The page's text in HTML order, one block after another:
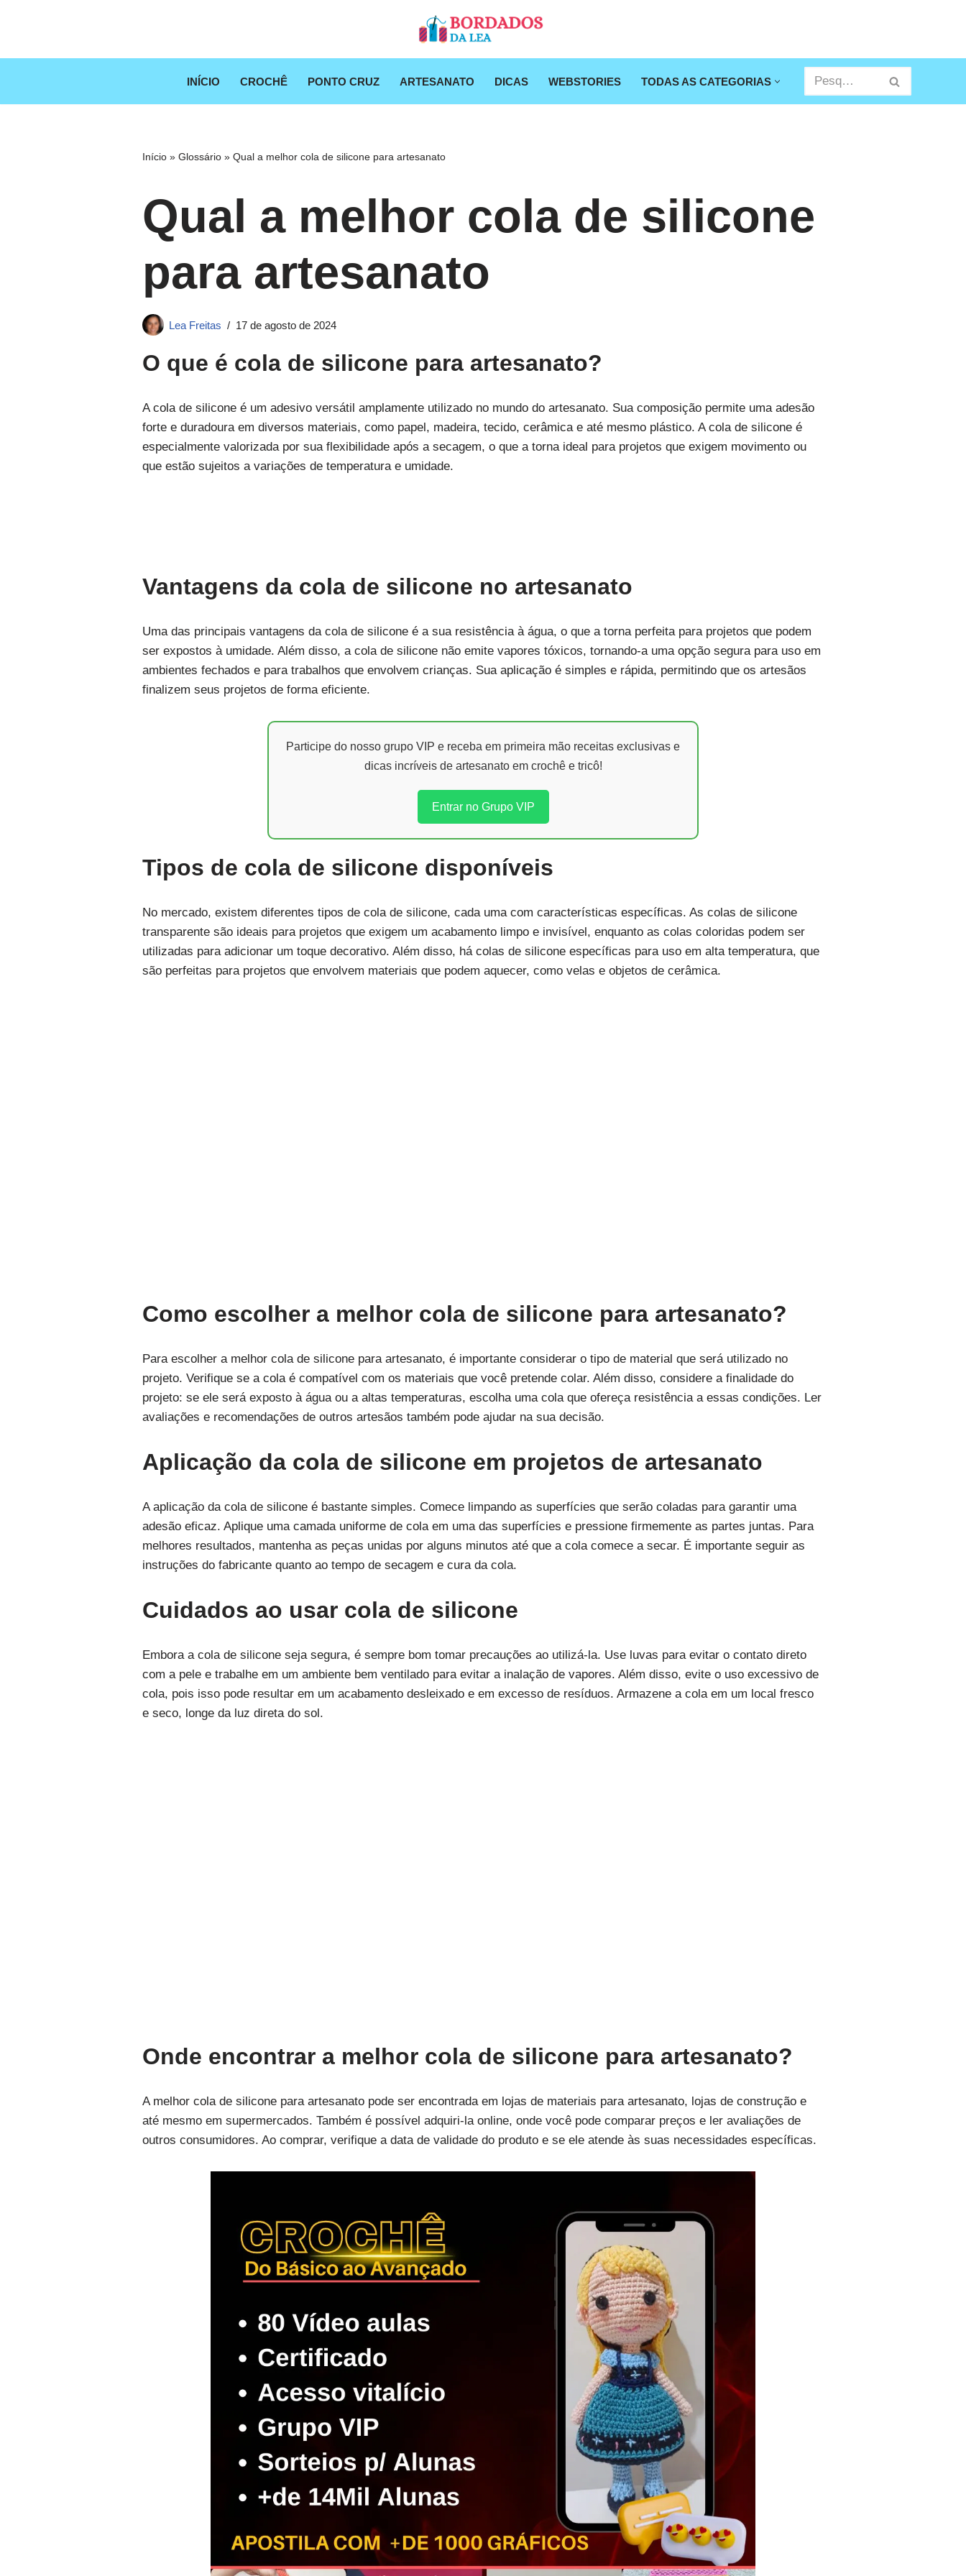
para
INÍCIO CROCHÊ PONTO CRUZ ARTESANATO DICAS WEBSTORIES TODAS AS CATEGORIAS
Início »Glossário »Qual a melhor cola de silicone para artesanato
Qual a melhor cola de silicone
para artesanato
Lea Freitas 17 de agosto de 2024
O que é cola de silicone para artesanato?
A cola de silicone é um adesivo versátil amplamente utilizado no mundo do artesanato. Sua composição permite uma adesão
forte e duradoura em diversos materiais, como papel, madeira, tecido, cerâmica e até mesmo plástico. A cola de silicone é
especialmente valorizada por sua flexibilidade após a secagem, o que a torna ideal para projetos que exigem movimento ou
que estão sujeitos a variações de temperatura e umidade.
Vantagens da cola de silicone no artesanato
Uma das principais vantagens da cola de silicone é a sua resistência à água, o que a torna perfeita para projetos que podem
ser expostos à umidade. Além disso, a cola de silicone não emite vapores tóxicos, tornando-a uma opção segura para uso em
ambientes fechados e para trabalhos que envolvem crianças. Sua aplicação é simples e rápida, permitindo que os artesãos
finalizem seus projetos de forma eficiente.
Participe do nosso grupo VIP e receba em primeira mão receitas exclusivas e
dicas incríveis de artesanato em crochê e tricô!
Entrar no Grupo VIP
Tipos de cola de silicone disponíveis
No mercado, existem diferentes tipos de cola de silicone, cada uma com características específicas. As colas de silicone
transparente são ideais para projetos que exigem um acabamento limpo e invisível, enquanto as colas coloridas podem ser
utilizadas para adicionar um toque decorativo. Além disso, há colas de silicone específicas para uso em alta temperatura, que
são perfeitas para projetos que envolvem materiais que podem aquecer, como velas e objetos de cerâmica.
Como escolher a melhor cola de silicone para artesanato?
Para escolher a melhor cola de silicone para artesanato, é importante considerar o tipo de material que será utilizado no
projeto. Verifique se a cola é compatível com os materiais que você pretende colar. Além disso, considere a finalidade do
projeto: se ele será exposto à água ou a altas temperaturas, escolha uma cola que ofereça resistência a essas condições. Ler
avaliações e recomendações de outros artesãos também pode ajudar na sua decisão.
Aplicação da cola de silicone em projetos de artesanato
A aplicação da cola de silicone é bastante simples. Comece limpando as superfícies que serão coladas para garantir uma
adesão eficaz. Aplique uma camada uniforme de cola em uma das superfícies e pressione firmemente as partes juntas. Para
melhores resultados, mantenha as peças unidas por alguns minutos até que a cola comece a secar. É importante seguir as
instruções do fabricante quanto ao tempo de secagem e cura da cola.
Cuidados ao usar cola de silicone
Embora a cola de silicone seja segura, é sempre bom tomar precauções ao utilizá-la. Use luvas para evitar o contato direto
com a pele e trabalhe em um ambiente bem ventilado para evitar a inalação de vapores. Além disso, evite o uso excessivo de
cola, pois isso pode resultar em um acabamento desleixado e em excesso de resíduos. Armazene a cola em um local fresco
e seco, longe da luz direta do sol.
Onde encontrar a melhor cola de silicone para artesanato?
A melhor cola de silicone para artesanato pode ser encontrada em lojas de materiais para artesanato, lojas de construção e
até mesmo em supermercados. Também é possível adquiri-la online, onde você pode comparar preços e ler avaliações de
outros consumidores. Ao comprar, verifique a data de validade do produto e se ele atende às suas necessidades específicas.